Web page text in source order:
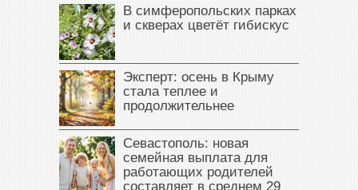
В симферопольских парках
и скверах цветёт гибискус
Эксперт: осень в Крыму
стала теплее и
продолжительнее
Севастополь: новая
семейная выплата для
работающих родителей
составляет в среднем 29